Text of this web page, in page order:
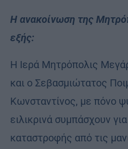
Η ανακοίνωση της
εξής:
Η Ιερά Μητρόπολις
και ο Σεβασμιώτατος
Κωνσταντίνος, με πόνο
ειλικρινά συμπάσχουν
καταστροφής από τις